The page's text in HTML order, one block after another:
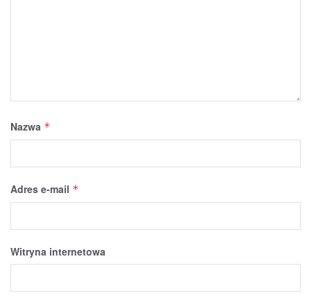
Nazwa *
Adres e-mail *
Witryna internetowa